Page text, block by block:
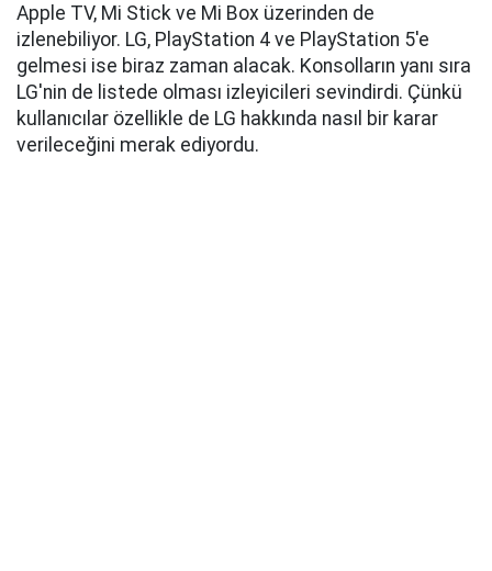
Apple TV, Mi Stick ve Mi Box üzerinden de
izlenebiliyor. LG, PlayStation 4 ve PlayStation 5'e
gelmesi ise biraz zaman alacak. Konsolların yanı sıra
LG'nin de listede olması izleyicileri sevindirdi. Çünkü
kullanıcılar özellikle de LG hakkında nasıl bir karar
verileceğini merak ediyordu.